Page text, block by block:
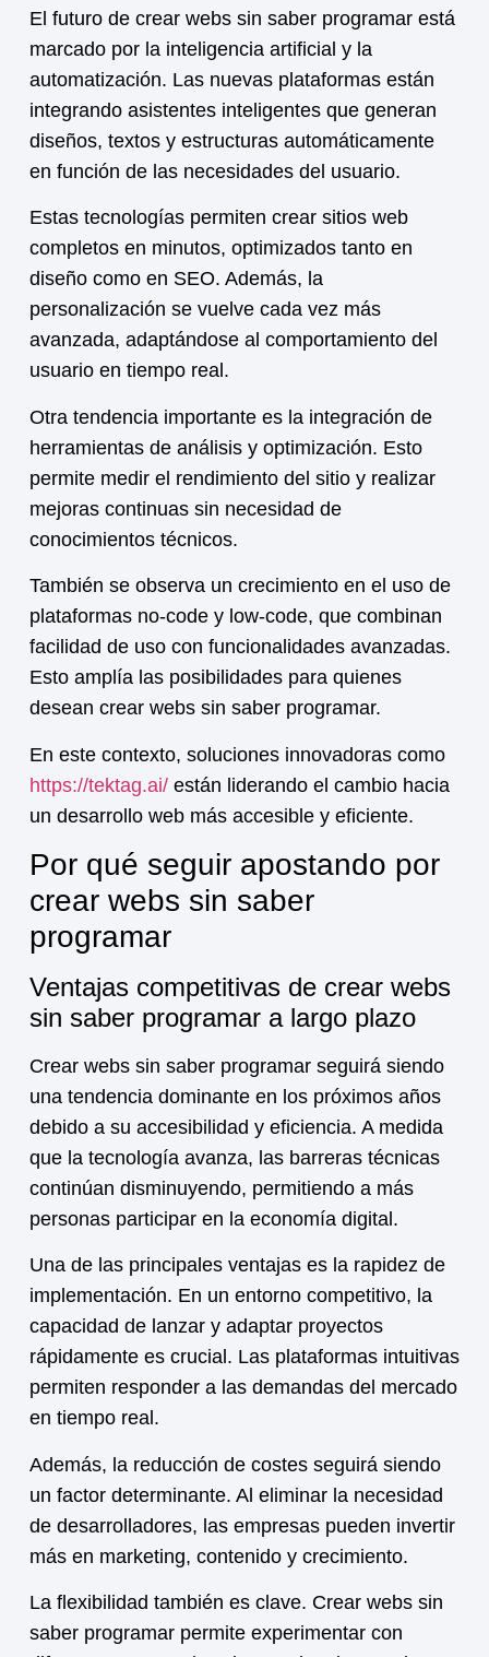
El futuro de crear webs sin saber programar está
marcado por la inteligencia artificial y la
automatización. Las nuevas plataformas están
integrando asistentes inteligentes que generan
diseños, textos y estructuras automáticamente
en función de las necesidades del usuario.
Estas tecnologías permiten crear sitios web
completos en minutos, optimizados tanto en
diseño como en SEO. Además, la
personalización se vuelve cada vez más
avanzada, adaptándose al comportamiento del
usuario en tiempo real.
Otra tendencia importante es la integración de
herramientas de análisis y optimización. Esto
permite medir el rendimiento del sitio y realizar
mejoras continuas sin necesidad de
conocimientos técnicos.
También se observa un crecimiento en el uso de
plataformas no-code y low-code, que combinan
facilidad de uso con funcionalidades avanzadas.
Esto amplía las posibilidades para quienes
desean crear webs sin saber programar.
En este contexto, soluciones innovadoras como
https://tektag.ai/están liderando el cambio hacia
un desarrollo web más accesible y eficiente.
Por qué seguir apostando por
crear webs sin saber
programar
Ventajas competitivas de crear webs
sin saber programar a largo plazo
Crear webs sin saber programar seguirá siendo
una tendencia dominante en los próximos años
debido a su accesibilidad y eficiencia. A medida
que la tecnología avanza, las barreras técnicas
continúan disminuyendo, permitiendo a más
personas participar en la economía digital.
Una de las principales ventajas es la rapidez de
implementación. En un entorno competitivo, la
capacidad de lanzar y adaptar proyectos
rápidamente es crucial. Las plataformas intuitivas
permiten responder a las demandas del mercado
en tiempo real.
Además, la reducción de costes seguirá siendo
un factor determinante. Al eliminar la necesidad
de desarrolladores, las empresas pueden invertir
más en marketing, contenido y crecimiento.
La flexibilidad también es clave. Crear webs sin
saber programar permite experimentar con